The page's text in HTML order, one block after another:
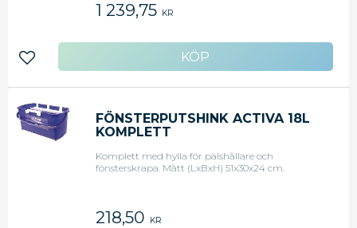
1 239,75 KR
Lägg till i favoriter
FÖNSTERPUTSHINK ACTIVA 18L
KOMPLETT
Komplett med hylla för pälshållare och
fönsterskrapa. Mått (LxBxH) 51x30x24 cm.
218,50 KR